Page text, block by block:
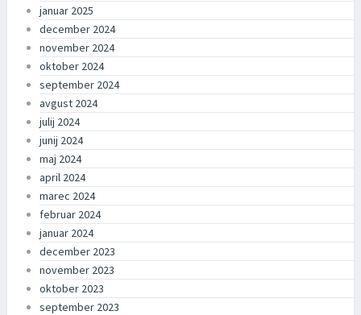
januar 2025
december 2024
november 2024
oktober 2024
september 2024
avgust 2024
julij 2024
junij 2024
maj 2024
april 2024
marec 2024
februar 2024
januar 2024
december 2023
november 2023
oktober 2023
september 2023